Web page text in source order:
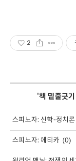
2
'책 밑줄긋기
스피노자: 신학-정치론
스피노자: 에티카 (0)